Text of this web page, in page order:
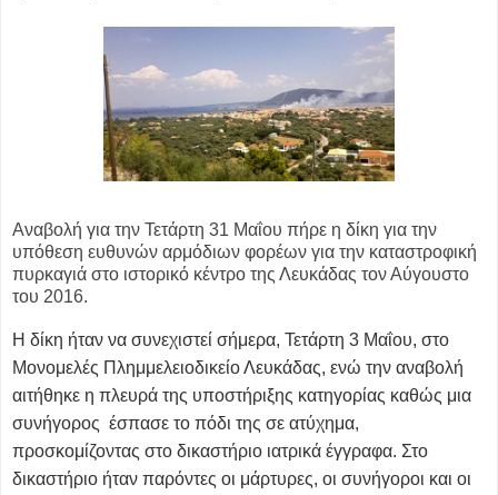
Αναβολή για την Τετάρτη 31 Μαΐου πήρε η δίκη για την
υπόθεση ευθυνών αρμόδιων φορέων για την καταστροφική
πυρκαγιά στο ιστορικό κέντρο της Λευκάδας τον Αύγουστο
του 2016.
Η δίκη ήταν να συνεχιστεί σήμερα, Τετάρτη 3 Μαΐου, στο
Μονομελές Πλημμελειοδικείο Λευκάδας, ενώ την αναβολή
αιτήθηκε η πλευρά της υποστήριξης κατηγορίας καθώς μια
συνήγορος έσπασε το πόδι της σε ατύχημα,
προσκομίζοντας στο δικαστήριο ιατρικά έγγραφα. Στο
δικαστήριο ήταν παρόντες οι μάρτυρες, οι συνήγοροι και οι